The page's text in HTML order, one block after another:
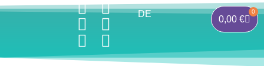
DE
0,00 €
0